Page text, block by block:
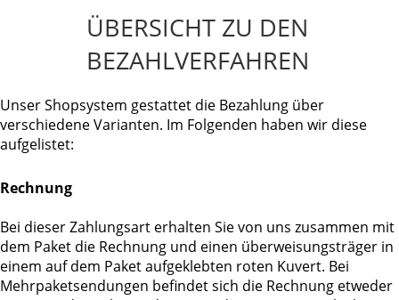
ÜBERSICHT ZU DEN
BEZAHLVERFAHREN
Unser Shopsystem gestattet die Bezahlung über
verschiedene Varianten. Im Folgenden haben wir diese
aufgelistet:
Rechnung
Bei dieser Zahlungsart erhalten Sie von uns zusammen mit
dem Paket die Rechnung und einen überweisungsträger in
einem auf dem Paket aufgeklebten roten Kuvert. Bei
Mehrpaketsendungen befindet sich die Rechnung etweder